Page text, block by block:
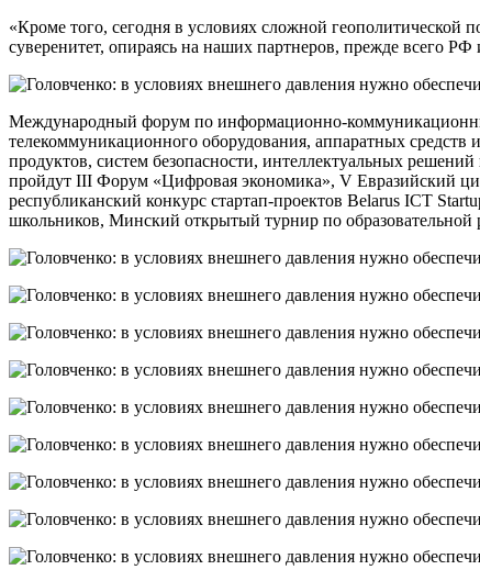
«Кроме того, сегодня в условиях сложной геополитической
суверенитет, опираясь на наших партнеров, прежде всего
Международный форум по информационно-
телекоммуникационного оборудования, аппаратных
продуктов, систем безопасности, интеллектуальных
пройдут III Форум «Цифровая экономика», V Евразийский
республиканский конкурс стартап-проектов Belarus ICT
школьников, Минский открытый турнир по образовательной